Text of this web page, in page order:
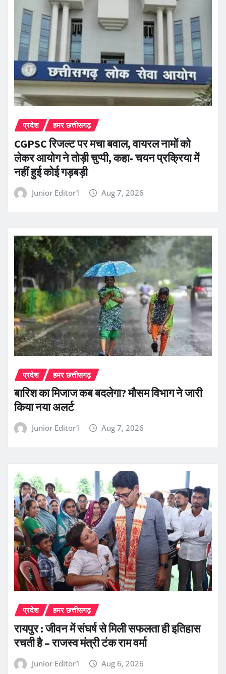
प्रदेश हमर छत्तीसगढ़
CGPSC रिजल्ट पर मचा बवाल, वायरल नामों को
लेकर आयोग ने तोड़ी चुप्पी, कहा- चयन प्रक्रिया में
नहीं हुई कोई गड़बड़ी
Junior Editor1 Aug 7, 2026
प्रदेश हमर छत्तीसगढ़
बारिश का मिजाज कब बदलेगा? मौसम विभाग ने जारी
किया नया अलर्ट
Junior Editor1 Aug 7, 2026
प्रदेश हमर छत्तीसगढ़
रायपुर : जीवन में संघर्ष से मिली सफलता ही इतिहास
रचती है – राजस्व मंत्री टंक राम वर्मा
Junior Editor1 Aug 6, 2026